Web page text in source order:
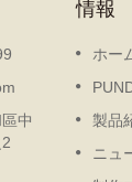
中
情報
ホー
製品
ニュ
抽出式ノー
DIY抽出式ノ
や内ページは
さまざまなア
ることもでき